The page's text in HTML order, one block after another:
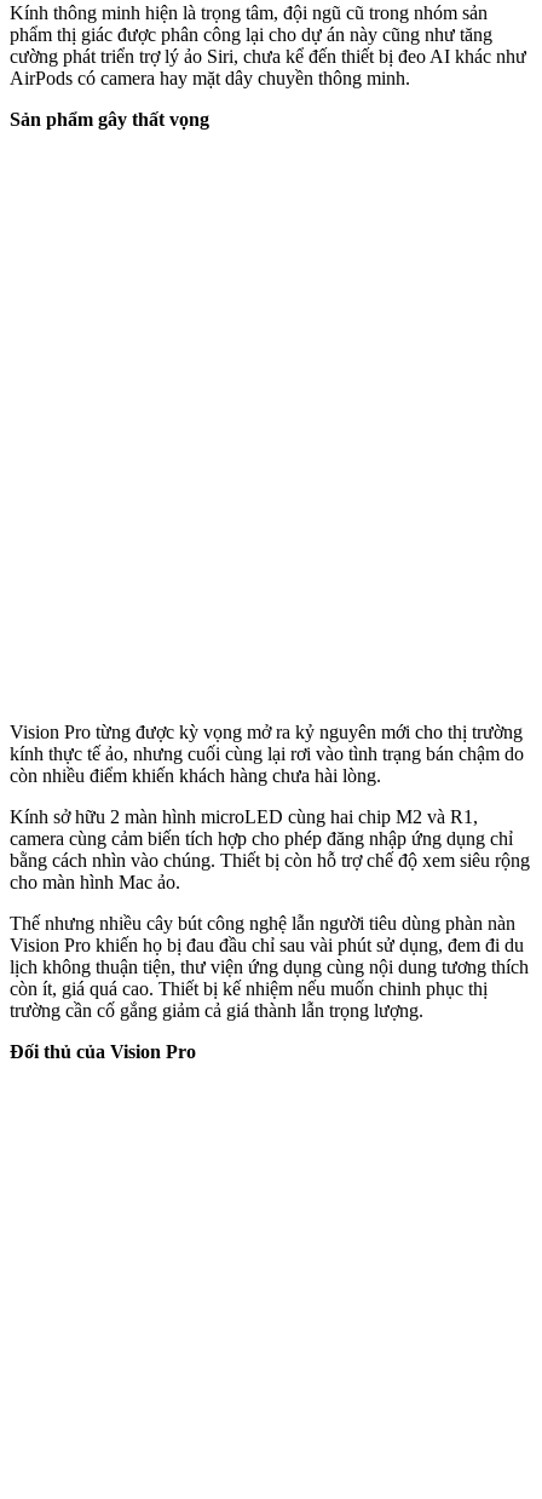
Kính thông minh hiện là trọng tâm, đội ngũ cũ trong nhóm sản
phẩm thị giác được phân công lại cho dự án này cũng như tăng
cường phát triển trợ lý ảo Siri, chưa kể đến thiết bị đeo AI khác như
AirPods có camera hay mặt dây chuyền thông minh.
Sản phẩm gây thất vọng
Vision Pro từng được kỳ vọng mở ra kỷ nguyên mới cho thị trường
kính thực tế ảo, nhưng cuối cùng lại rơi vào tình trạng bán chậm do
còn nhiều điểm khiến khách hàng chưa hài lòng.
Kính sở hữu 2 màn hình microLED cùng hai chip M2 và R1,
camera cùng cảm biến tích hợp cho phép đăng nhập ứng dụng chỉ
bằng cách nhìn vào chúng. Thiết bị còn hỗ trợ chế độ xem siêu rộng
cho màn hình Mac ảo.
Thế nhưng nhiều cây bút công nghệ lẫn người tiêu dùng phàn nàn
Vision Pro khiến họ bị đau đầu chỉ sau vài phút sử dụng, đem đi du
lịch không thuận tiện, thư viện ứng dụng cùng nội dung tương thích
còn ít, giá quá cao. Thiết bị kế nhiệm nếu muốn chinh phục thị
trường cần cố gắng giảm cả giá thành lẫn trọng lượng.
Đối thủ của Vision Pro